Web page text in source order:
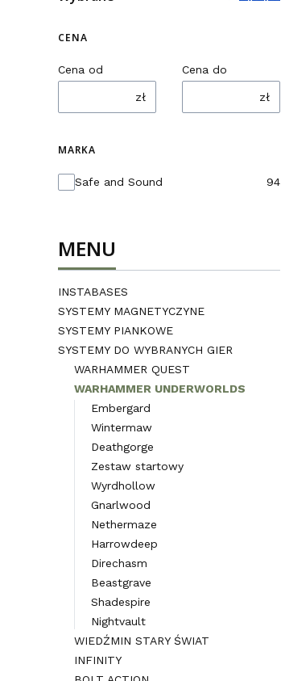
CENA
Cena od
zł
Cena do
zł
MARKA
Marka
Safe and Sound 94
MENU
INSTABASES
SYSTEMY MAGNETYCZYNE
SYSTEMY PIANKOWE
SYSTEMY DO WYBRANYCH GIER
WARHAMMER QUEST
WARHAMMER UNDERWORLDS
Embergard
Wintermaw
Deathgorge
Zestaw startowy
Wyrdhollow
Gnarlwood
Nethermaze
Harrowdeep
Direchasm
Beastgrave
Shadespire
Nightvault
WIEDŹMIN STARY ŚWIAT
INFINITY